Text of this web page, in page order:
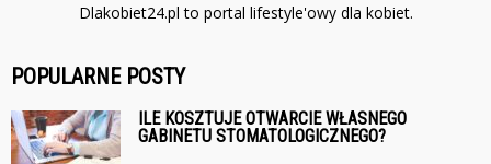
Dlakobiet24.pl to portal lifestyle'owy dla kobiet.
POPULARNE POSTY
ILE KOSZTUJE OTWARCIE WŁASNEGO
GABINETU STOMATOLOGICZNEGO?